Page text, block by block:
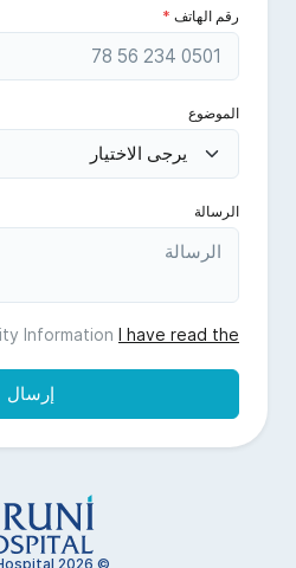
رقم الهاتف *
الموضوع
الرسالة
I have read the
إرسال
© 2026 Biruni Hospital